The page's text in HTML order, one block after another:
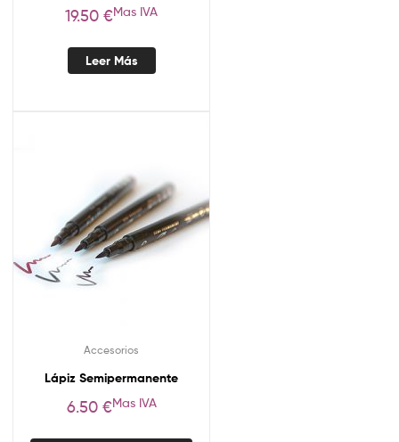
19.50 €Mas IVA
Leer Más
Accesorios
Lápiz Semipermanente
6.50 €Mas IVA